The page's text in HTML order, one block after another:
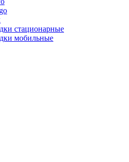
стационарные
мобильные